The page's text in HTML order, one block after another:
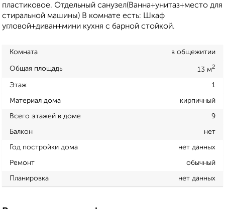
пластиковое. Отдельный санузел(Ванна+унитаз+место для
стиральной машины) В комнате есть: Шкаф
угловой+диван+мини кухня с барной стойкой.
Комната в общежитии
Общая площадь 13 м2
Этаж 1
Материал дома кирпичный
Всего этажей в доме 9
Балкон нет
Год постройки дома нет данных
Ремонт обычный
Планировка нет данных